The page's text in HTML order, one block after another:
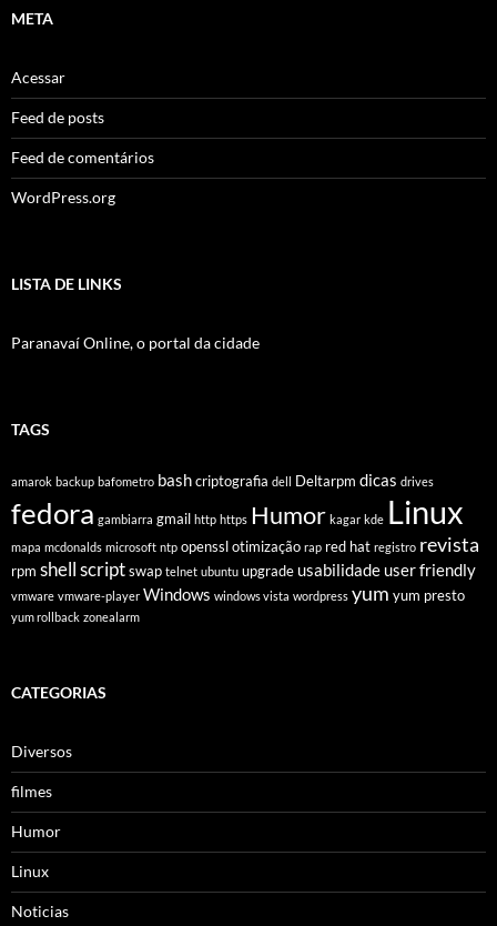
META
Acessar
Feed de posts
Feed de comentários
WordPress.org
LISTA DE LINKS
Paranavaí Online, o portal da cidade
TAGS
amarok backup bafometro bashcriptografia dell Deltarpm dicas drives
fedora gambiarra gmail http https Humor kagar kde Linux
mapa mcdonalds microsoft ntp opensslotimização rap red hat registro revista
rpm shell scriptswap telnet ubuntu upgrade usabilidade user friendly
vmware vmware-player Windows windows vista wordpress yum yum presto
yum rollback zonealarm
CATEGORIAS
Diversos
filmes
Humor
Linux
Noticias